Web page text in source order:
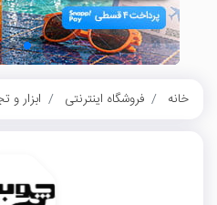
خانه فروشگاه اینترنتی ابزار و